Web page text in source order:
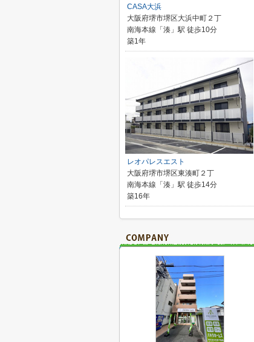
CASA大浜
大阪府堺市堺区大浜中町２丁
南海本線「湊」駅 徒歩10分
築1年
レオパレスエスト
大阪府堺市堺区東湊町２丁
南海本線「湊」駅 徒歩14分
築16年